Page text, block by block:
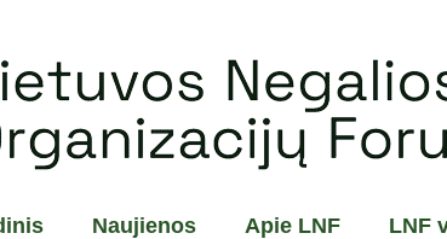
Naujienos Apie LNF LNF